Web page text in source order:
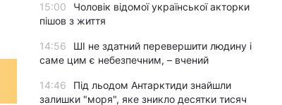
15:00
Чоловік відомої української акторки
пішов з життя
14:56
ШІ не здатний перевершити людину і
саме цим є небезпечним, – вчений
14:46
Під льодом Антарктиди знайшли
залишки "моря", яке зникло десятки тисяч